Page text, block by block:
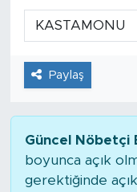
Paylaş
Güncel Nöbetçi
boyunca açık
gerektiğinde